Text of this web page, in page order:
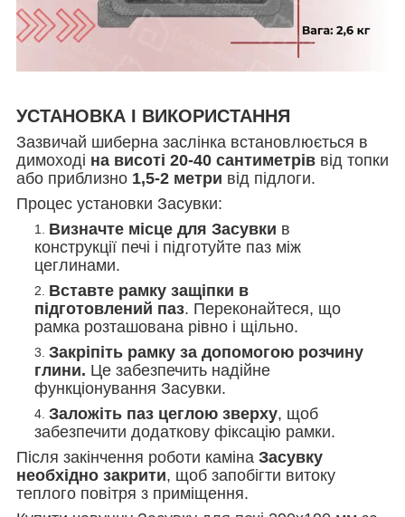
УСТАНОВКА І ВИКОРИСТАННЯ
Зазвичай шиберна заслінка встановлюється в
димоході на висоті 20-40 сантиметрів від топки
або приблизно 1,5-2 метри від підлоги.
Процес установки Засувки:
Визначте місце для Засувки в
конструкції печі і підготуйте паз між
цеглинами.
Вставте рамку защіпки в
підготовлений паз. Переконайтеся, що
рамка розташована рівно і щільно.
Закріпіть рамку за допомогою розчину
глини. Це забезпечить надійне
функціонування Засувки.
Заложіть паз цеглою зверху, щоб
забезпечити додаткову фіксацію рамки.
Після закінчення роботи каміна Засувку
необхідно закрити, щоб запобігти витоку
теплого повітря з приміщення.